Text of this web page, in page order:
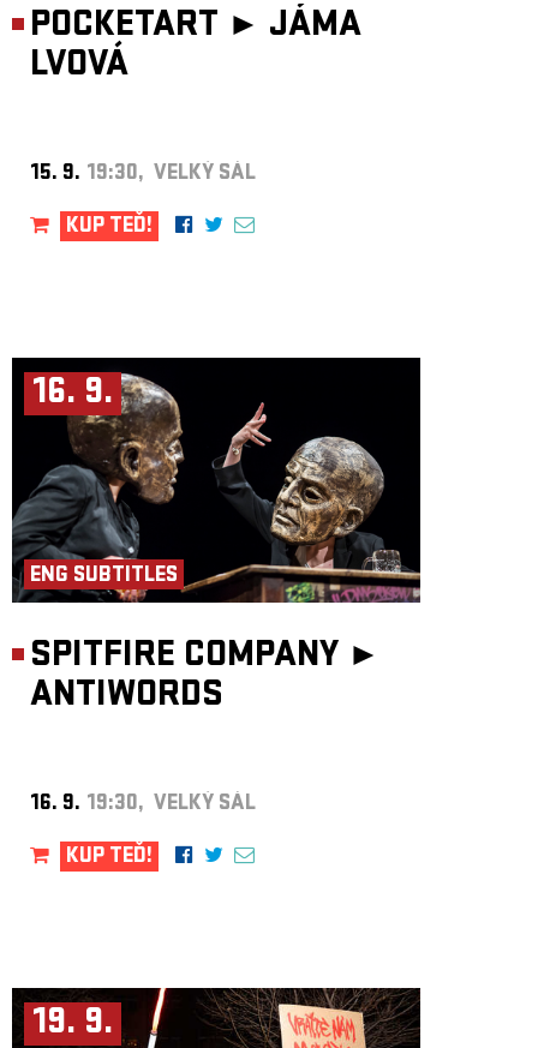
POCKETART ► JÁMA
LVOVÁ
15. 9. 19:30, VELKÝ SÁL
KUP TEĎ!
16. 9.
ENG SUBTITLES
SPITFIRE COMPANY ►
ANTIWORDS
16. 9. 19:30, VELKÝ SÁL
KUP TEĎ!
19. 9.